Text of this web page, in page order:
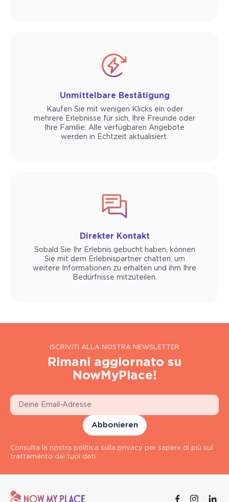
Unmittelbare Bestätigung
Kaufen Sie mit wenigen Klicks ein oder
mehrere Erlebnisse für sich, Ihre Freunde oder
Ihre Familie: Alle verfügbaren Angebote
werden in Echtzeit aktualisiert.
Direkter Kontakt
Sobald Sie Ihr Erlebnis gebucht haben, können
Sie mit dem Erlebnispartner chatten, um
weitere Informationen zu erhalten und ihm Ihre
Bedürfnisse mitzuteilen.
ISCRIVITI ALLA NOSTRA NEWSLETTER
Rimani aggiornato su
NowMyPlace!
Abbonieren
Consulta la nostra politica sulla privacy per sapere di più sul
trattamento dei tuoi dati.